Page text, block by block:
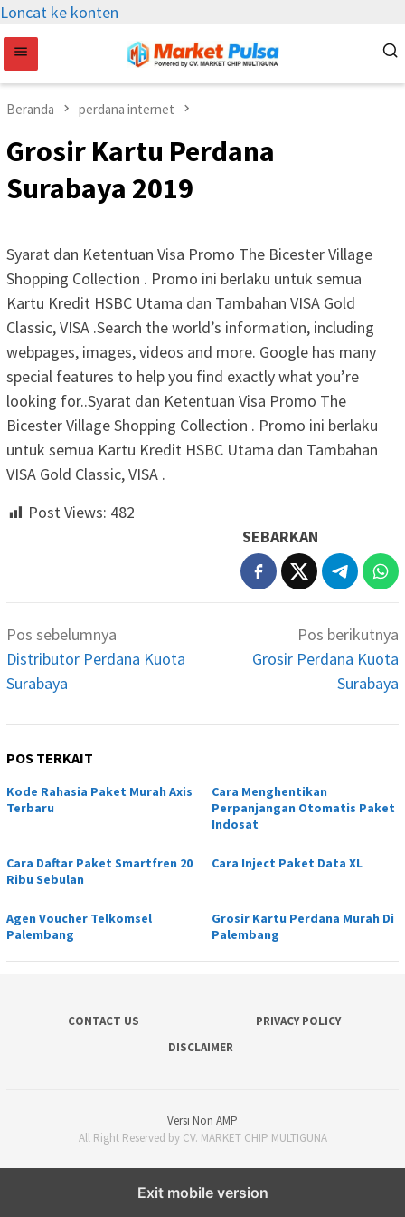
Loncat ke konten
Beranda perdana internet
Grosir Kartu Perdana
Surabaya 2019
Syarat dan Ketentuan Visa Promo The Bicester Village
Shopping Collection . Promo ini berlaku untuk semua
Kartu Kredit HSBC Utama dan Tambahan VISA Gold
Classic, VISA .Search the world’s information, including
webpages, images, videos and more. Google has many
special features to help you find exactly what you’re
looking for..Syarat dan Ketentuan Visa Promo The
Bicester Village Shopping Collection . Promo ini berlaku
untuk semua Kartu Kredit HSBC Utama dan Tambahan
VISA Gold Classic, VISA .
Post Views: 482
SEBARKAN
Navigasi
pos
Pos sebelumnya
Distributor Perdana Kuota
Surabaya
Pos berikutnya
Grosir Perdana Kuota
Surabaya
POS TERKAIT
Kode Rahasia Paket Murah Axis
Terbaru
Cara Menghentikan
Perpanjangan Otomatis Paket
Indosat
Cara Daftar Paket Smartfren 20
Ribu Sebulan
Cara Inject Paket Data XL
Agen Voucher Telkomsel
Palembang
Grosir Kartu Perdana Murah Di
Palembang
CONTACT US
PRIVACY POLICY
DISCLAIMER
Versi Non AMP
All Right Reserved by CV. MARKET CHIP MULTIGUNA
Exit mobile version